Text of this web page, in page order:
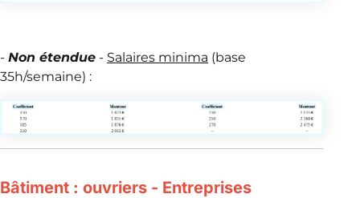
- Non étendue - Salaires minima (base
35h/semaine) :
Bâtiment : ouvriers - Entreprises